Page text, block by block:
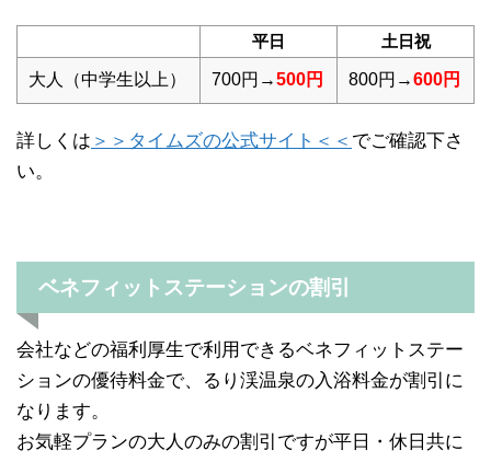
平日 土日祝
大人（中学生以上） 700円→500円 800円→600円
詳しくは ＞＞タイムズの公式サイト＜＜ でご確認下さ
い。
ベネフィットステーションの割引
会社などの福利厚生で利用できるベネフィットステー
ションの優待料金で、るり渓温泉の入浴料金が割引に
なります。
お気軽プランの大人のみの割引ですが平日・休日共に